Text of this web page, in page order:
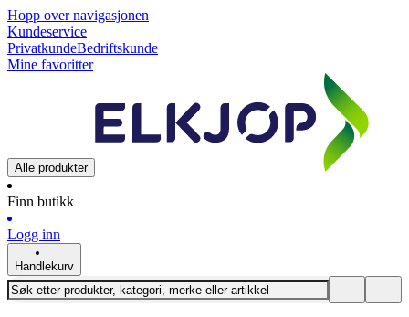
Hopp over navigasjonen
Kundeservice
PrivatkundeBedriftskunde
Mine favoritter
Alle produkter
Finn butikk
Logg inn
Handlekurv